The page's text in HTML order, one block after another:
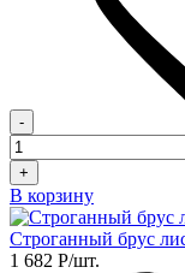
-
+
В корзину
Строганный брус
1 682 Р/шт.